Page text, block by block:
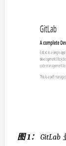
图 1： GitLab